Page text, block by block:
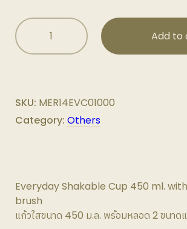
Everyday
Shakable
Cup
ml.
Add to
SKU: MER14EVC01000
Category: Others
Everyday Shakable Cup 450 ml.
brush
แก้วใสขนาด 450 ม.ล. พร้อมหลอด 2 ขนาด